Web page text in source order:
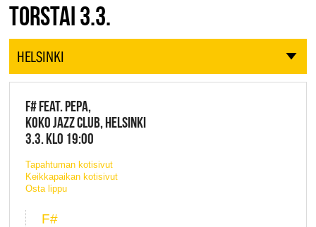
JAZZ FINLAND LIVE
TORSTAI 3.3.
HELSINKI
F# FEAT. PEPA,
KOKO JAZZ CLUB, HELSINKI
3.3. KLO 19:00
Tapahtuman kotisivut
Keikkapaikan kotisivut
Osta lippu
F#